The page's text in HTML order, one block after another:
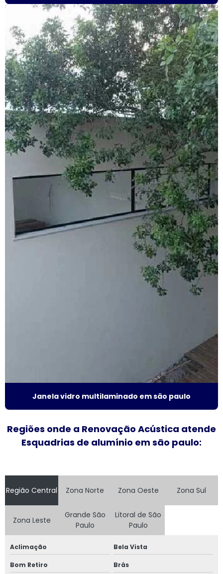
Esquadrias de alumínio preço m2
Esquadrias de alumínio em são paulo
Esquadrias de alumínio valor
Esquadrias anti ruído
Esquadrias condomínio
Esquadrias com isolamento acústico
Esquadrias com persianas integradas
Esquadrias termo acústicas
Fábrica de esquadrias
Fábrica esquadrias de alumínio
Fábrica de esquadrias de alumínio em são paulo
Fábrica de esquadrias de alumínio em sp
Fábrica de janela sobreposta de correr
Fábrica de janela sobreposta de giro
Fábrica de janela vidro triplo
Fábrica de porta camarão
Fábrica de tela mosquiteira
Fabricante de esquadrias
Janela vidro multilaminado em são paulo
Regiões onde a Renovação Acústica atende
Esquadrias de alumínio em são paulo:
Região Central Zona Norte Zona Oeste Zona Sul
Zona Leste
Grande São
Paulo
Litoral de São
Paulo
Aclimação Bela Vista
Bom Retiro Brás